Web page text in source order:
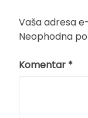
Vaša adresa
Neophodna
Komentar *